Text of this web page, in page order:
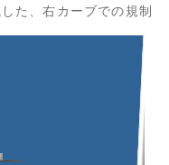
た、右カーブでの規制